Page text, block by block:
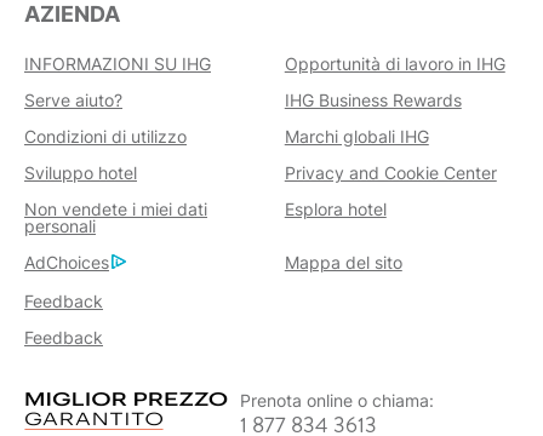
AZIENDA
INFORMAZIONI SU IHG
Opportunità di lavoro in IHG
Serve aiuto?
IHG Business Rewards
Condizioni di utilizzo
Marchi globali IHG
Sviluppo hotel
Privacy and Cookie Center
Non vendete i miei dati
personali
Esplora hotel
AdChoices
Mappa del sito
Feedback
Feedback
Prenota online o chiama:
1 877 834 3613